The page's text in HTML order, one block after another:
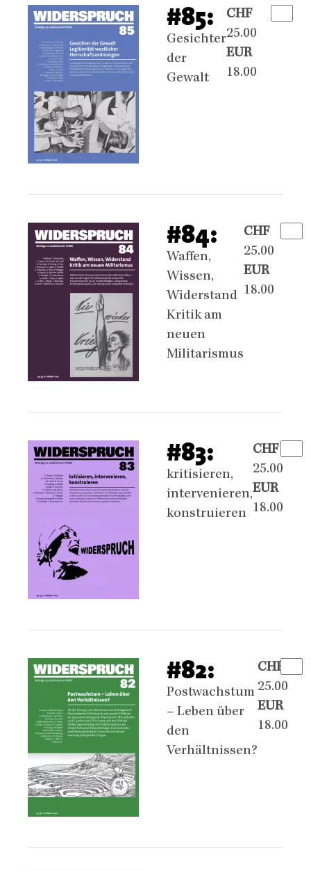
#85:
Gesichter
der
Gewalt
CHF
25.00
EUR
18.00
#84:
Waffen,
Wissen,
Widerstand
Kritik am
neuen
Militarismus
CHF
25.00
EUR
18.00
#83:
kritisieren,
intervenieren,
konstruieren
CHF
25.00
EUR
18.00
#82:
Postwachstum
– Leben über
den
Verhältnissen?
CHF
25.00
EUR
18.00